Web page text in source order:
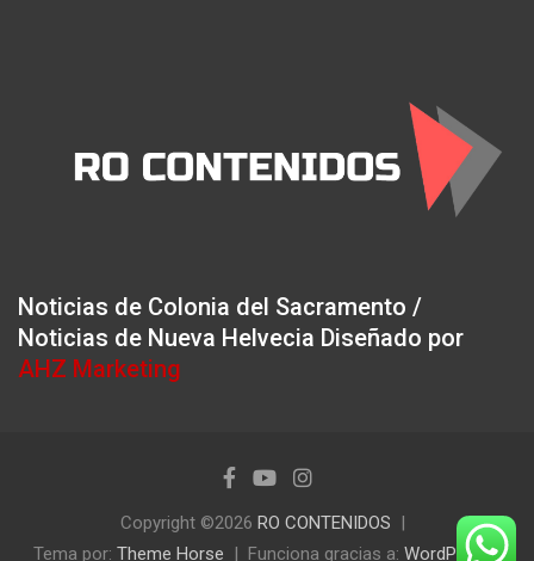
Noticias de Colonia del Sacramento /
Noticias de Nueva Helvecia Diseñado por
AHZ Marketing
Copyright ©2026 RO CONTENIDOS
Tema por: Theme Horse Funciona gracias a: WordPress